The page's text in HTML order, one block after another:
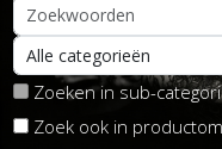
Zoeken in sub-
Zoek ook in